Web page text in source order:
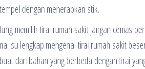
dengan menerapkan stik.
memilih tirai rumah sakit jangan cemas
isu lengkap mengenai tirai rumah sakit
dari bahan yang berbeda dengan tirai